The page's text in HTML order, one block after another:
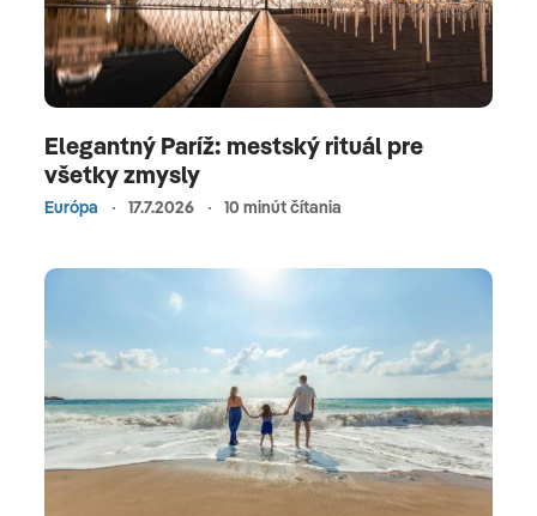
Elegantný Paríž: mestský rituál pre
všetky zmysly
Európa 17.7.2026 10 minút čítania